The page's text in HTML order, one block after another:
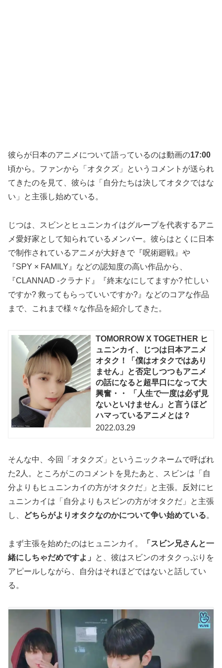
彼らが日本のアニメについて語っているのは動画の17:00
頃から。ファンから「オタクズ」というコメントが送られ
てきたのを見て、彼らは「自分たちは決してオタクではな
い」と主張し始めている。
じつは、スビンとヒュニンカイはグループを代表するアニ
メ愛好家として知られているメンバー。彼らはとくに日本
で制作されているアニメが大好きで『呪術廻戦』や
『SPY × FAMILY』などの認知度の高い作品から、
『CLANNAD -クラナド』『終末なにしてますか? 忙しい
ですか? 救ってもらっていいですか?』などのコアな作品
まで、これまで様々な作品を紹介してきた。
TOMORROW X TOGETHER ヒ
ュニンカイ、じつは日本アニメ
オタク！「僕はオタクではあり
ません」と否定しつつもアニメ
の話になると超早口になって大
興奮・・ 「人生で一度は必ず見
ないといけません」と言うほど
ハマっているアニメとは？
2022.03.29
そんな中、今回「オタクズ」というニックネームで呼ばれ
た2人。ところがこのコメントを見たあと、スビンは「自
分よりもヒュニンカイの方がオタクだ」と主張。反対にヒ
ュニンカイは「自分よりもスビンの方がオタクだ」と主張
し、
どちらがよりオタクなのかについて争い始めている。
まず主張を始めたのはヒュニンカイ。
「スビン兄さんと一
緒にしちゃだめですよ」
と、彼はスビンのオタクっぷりを
アピールしながら、自分はそれほどではないと話してい
る。